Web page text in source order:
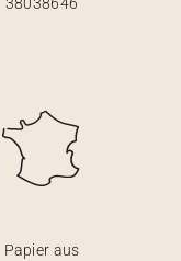
38038646
Papier aus